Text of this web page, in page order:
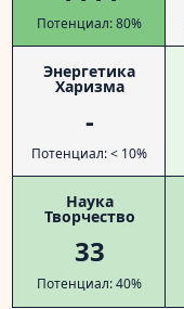
Потенциал: 80%
Энергетика
Харизма
-
Потенциал: < 10%
Наука
Творчество
33
Потенциал: 40%